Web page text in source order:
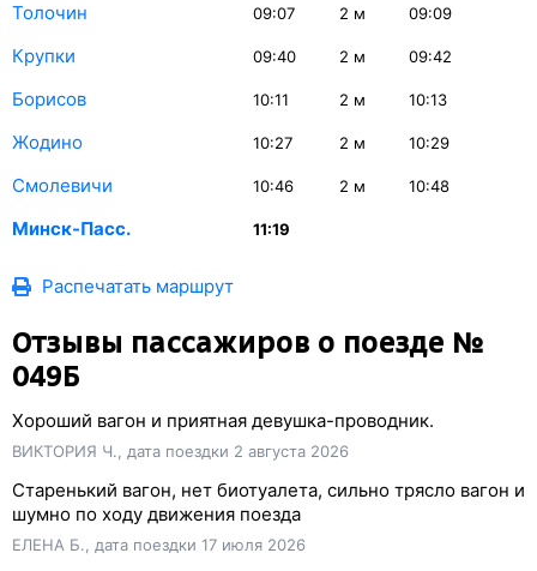
Толочин 09:07 2 м 09:09
Крупки 09:40 2 м 09:42
Борисов 10:11 2 м 10:13
Жодино 10:27 2 м 10:29
Смолевичи 10:46 2 м 10:48
Минск-Пасс. 11:19
Распечатать маршрут
Отзывы пассажиров о поезде №
049Б
Хороший вагон и приятная девушка-проводник.
ВИКТОРИЯ Ч., дата поездки 2 августа 2026
Старенький вагон, нет биотуалета, сильно трясло вагон и
шумно по ходу движения поезда
ЕЛЕНА Б., дата поездки 17 июля 2026